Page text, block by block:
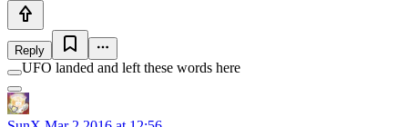
Reply
UFO landed and left these words here